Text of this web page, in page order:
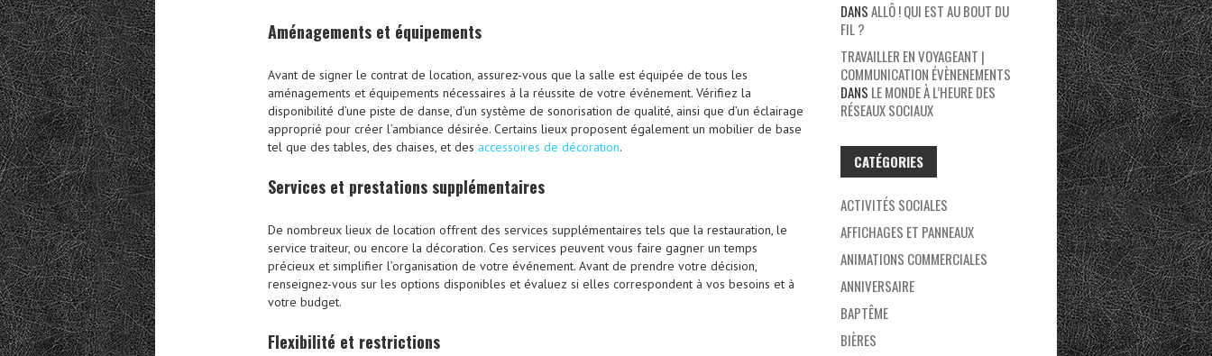
Aménagements et équipements
Avant de signer le contrat de location, assurez-vous que la salle est équipée de tous les
aménagements et équipements nécessaires à la réussite de votre événement. Vérifiez la
disponibilité d’une piste de danse, d’un système de sonorisation de qualité, ainsi que d’un éclairage
approprié pour créer l’ambiance désirée. Certains lieux proposent également un mobilier de base
tel que des tables, des chaises, et des accessoires de décoration.
Services et prestations supplémentaires
De nombreux lieux de location offrent des services supplémentaires tels que la restauration, le
service traiteur, ou encore la décoration. Ces services peuvent vous faire gagner un temps
précieux et simplifier l’organisation de votre événement. Avant de prendre votre décision,
renseignez-vous sur les options disponibles et évaluez si elles correspondent à vos besoins et à
votre budget.
Flexibilité et restrictions
DANSALLÔ ! QUI EST AU BOUT DU
FIL ?
TRAVAILLER EN VOYAGEANT |
COMMUNICATION ÉVÈNENEMENTS
DANS LE MONDE À L’HEURE DES
RÉSEAUX SOCIAUX
CATÉGORIES
ACTIVITÉS SOCIALES
AFFICHAGES ET PANNEAUX
ANIMATIONS COMMERCIALES
ANNIVERSAIRE
BAPTÊME
BIÈRES